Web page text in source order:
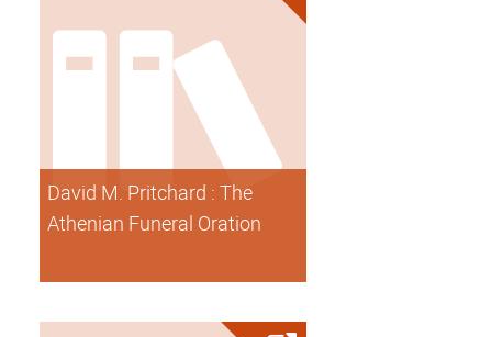
David M. Pritchard : The
Athenian Funeral Oration